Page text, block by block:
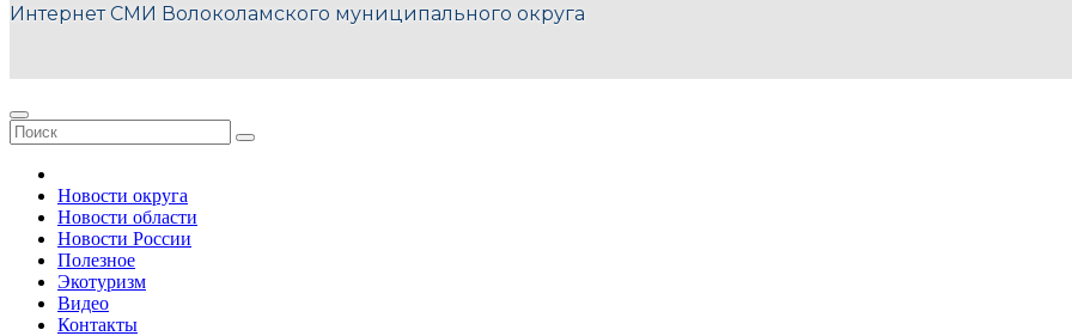
Интернет СМИ Волоколамского муниципального округа
Новости округа
Новости области
Новости России
Полезное
Экотуризм
Видео
Контакты